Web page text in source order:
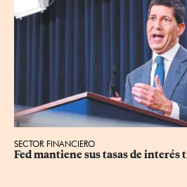
SECTOR FINANCIERO
Fed mantiene sus tasas de